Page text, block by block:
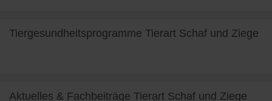
Tiergesundheitsprogramme Tierart Schaf und Ziege
Aktuelles & Fachbeiträge Tierart Schaf und Ziege